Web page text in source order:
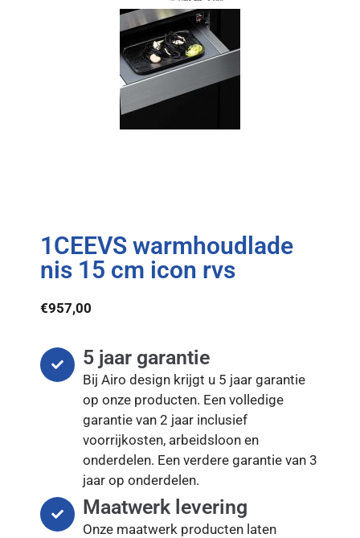
1CEEVS warmhoudlade
nis 15 cm icon rvs
€957,00
5 jaar garantie
Bij Airo design krijgt u 5 jaar garantie
op onze producten. Een volledige
garantie van 2 jaar inclusief
voorrijkosten, arbeidsloon en
onderdelen. Een verdere garantie van 3
jaar op onderdelen.
Maatwerk levering
Onze maatwerk producten laten